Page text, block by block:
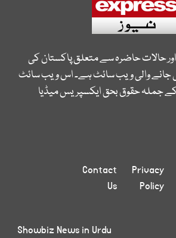
حالات حاضرہ سے متعلق پاکستان کی
والی ویب سائٹ ہے۔ اس ویب سائٹ
کے جملہ حقوق بحق ایکسپریس میڈیا
Privacy
Policy
Contact
Us
Showbiz News in Urdu